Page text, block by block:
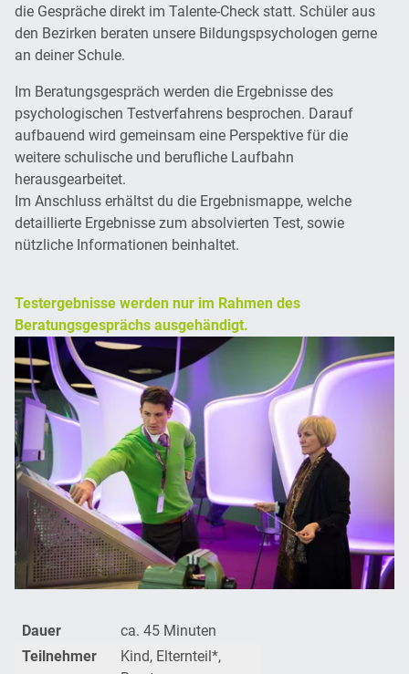
die Gespräche direkt im Talente-Check statt. Schüler aus
den Bezirken beraten unsere Bildungspsychologen gerne
an deiner Schule.
Im Beratungsgespräch werden die Ergebnisse des
psychologischen Testverfahrens besprochen. Darauf
aufbauend wird gemeinsam eine Perspektive für die
weitere schulische und berufliche Laufbahn
herausgearbeitet.
Im Anschluss erhältst du die Ergebnismappe, welche
detaillierte Ergebnisse zum absolvierten Test, sowie
nützliche Informationen beinhaltet.
Testergebnisse werden nur im Rahmen des
Beratungsgesprächs ausgehändigt.
Dauer
ca. 45 Minuten
Teilnehmer
Kind, Elternteil*,